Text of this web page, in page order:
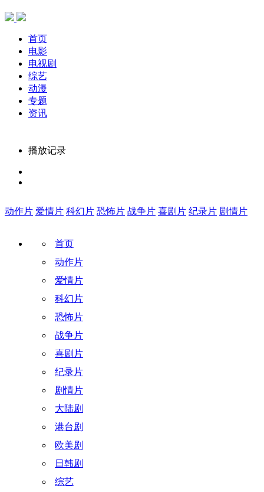
首页
电影
电视剧
综艺
动漫
专题
资讯
播放记录
动作片 爱情片 科幻片 恐怖片 战争片 喜剧片 纪录片 剧情片
首页
动作片
爱情片
科幻片
恐怖片
战争片
喜剧片
纪录片
剧情片
大陆剧
港台剧
欧美剧
日韩剧
综艺